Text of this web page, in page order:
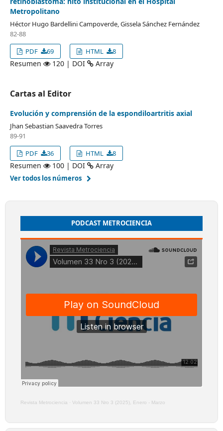
Metropolitano
Héctor Hugo Bardellini Campoverde, Gissela Sánchez Fernández
82-88
PDF
69 HTML 8
Resumen 120 | DOI Array
Cartas al Editor
Evolución y comprensión de la espondiloartritis axial
Jhan Sebastian Saavedra Torres
89-91
PDF
36 HTML 8
Resumen 100 | DOI Array
Ver todos los números
PODCAST METROCIENCIA
Revista Metrociencia · Volumen 33 Nro 3 (2025), Enero - Marzo